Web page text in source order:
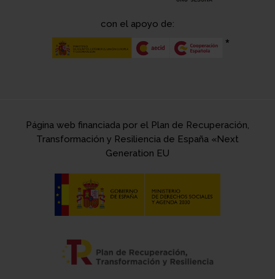
con el apoyo de:
Página web financiada por el Plan de Recuperación,
Transformación y Resiliencia de España «Next
Generation EU